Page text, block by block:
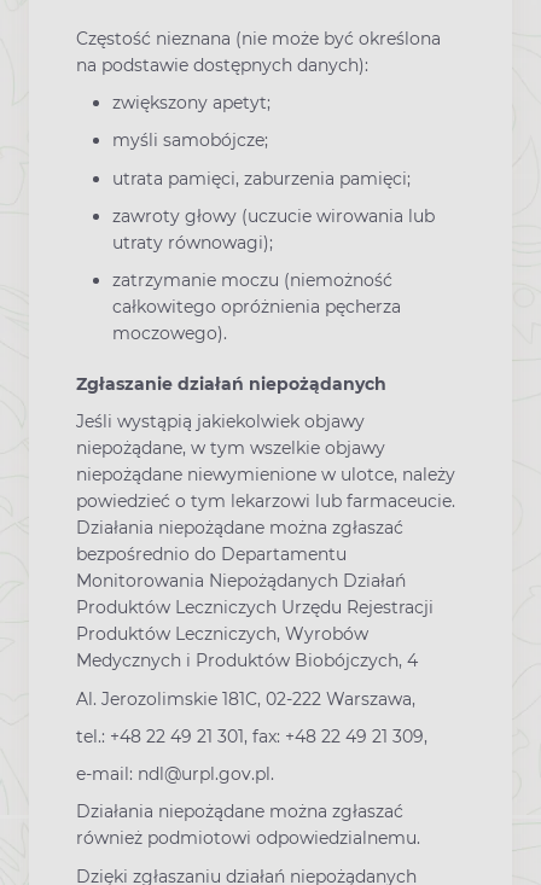
Częstość nieznana (nie może być określona
na podstawie dostępnych danych):
zwiększony apetyt;
myśli samobójcze;
utrata pamięci, zaburzenia pamięci;
zawroty głowy (uczucie wirowania lub
utraty równowagi);
zatrzymanie moczu (niemożność
całkowitego opróżnienia pęcherza
moczowego).
Zgłaszanie działań niepożądanych
Jeśli wystąpią jakiekolwiek objawy
niepożądane, w tym wszelkie objawy
niepożądane niewymienione w ulotce, należy
powiedzieć o tym lekarzowi lub farmaceucie.
Działania niepożądane można zgłaszać
bezpośrednio do Departamentu
Monitorowania Niepożądanych Działań
Produktów Leczniczych Urzędu Rejestracji
Produktów Leczniczych, Wyrobów
Medycznych i Produktów Biobójczych, 4
Al. Jerozolimskie 181C, 02-222 Warszawa,
tel.: +48 22 49 21 301, fax: +48 22 49 21 309,
e-mail: ndl@urpl.gov.pl.
Działania niepożądane można zgłaszać
również podmiotowi odpowiedzialnemu.
Dzięki zgłaszaniu działań niepożądanych